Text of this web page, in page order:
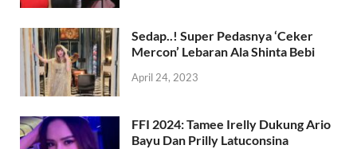
Sedap..! Super Pedasnya ‘Ceker
Mercon’ Lebaran Ala Shinta Bebi
April 24, 2023
FFI 2024: Tamee Irelly Dukung Ario
Bayu Dan Prilly Latuconsina